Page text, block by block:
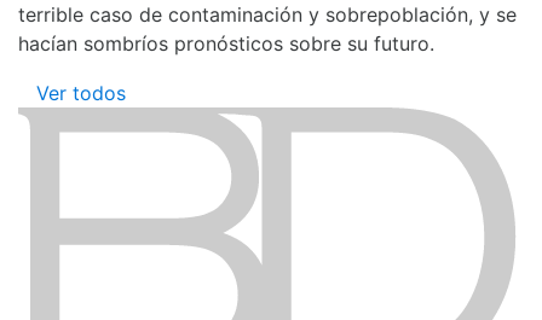
terrible caso de contaminación y sobrepoblación, y se
hacían sombríos pronósticos sobre su futuro.
Ver todos